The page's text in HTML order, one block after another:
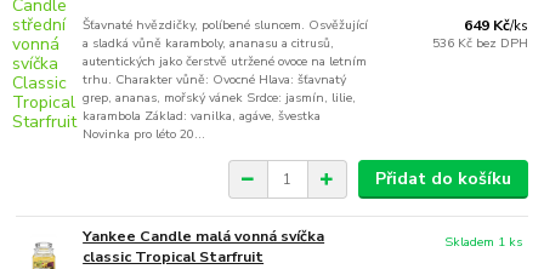
Šťavnaté hvězdičky, políbené sluncem. Osvěžující
a sladká vůně karamboly, ananasu a citrusů,
autentických jako čerstvě utržené ovoce na letním
trhu. Charakter vůně: Ovocné Hlava: šťavnatý
grep, ananas, mořský vánek Srdce: jasmín, lilie,
karambola Základ: vanilka, agáve, švestka
Novinka pro léto 20...
649 Kč/ks
536 Kč bez DPH
Přidat do košíku
Yankee Candle malá vonná svíčka
classic Tropical Starfruit
Skladem 1 ks